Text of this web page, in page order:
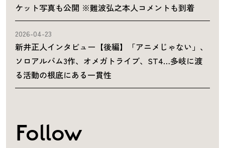
ケット写真も公開 ※難波弘之本人コメントも到着
2026-04-23
新井正人インタビュー【後編】「アニメじゃない」、
ソロアルバム3作、オメガトライブ、ST4…多岐に渡
る活動の根底にある一貫性
Follow